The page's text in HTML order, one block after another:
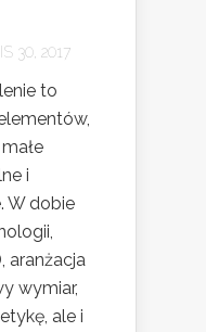
30, 2017
to
i
W dobie
aranżacja
wymiar,
ale i